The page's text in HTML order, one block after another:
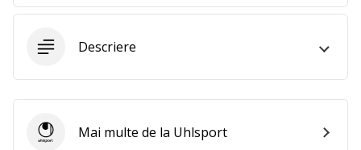
Descriere
UhlsportMai multe de la Uhlsport